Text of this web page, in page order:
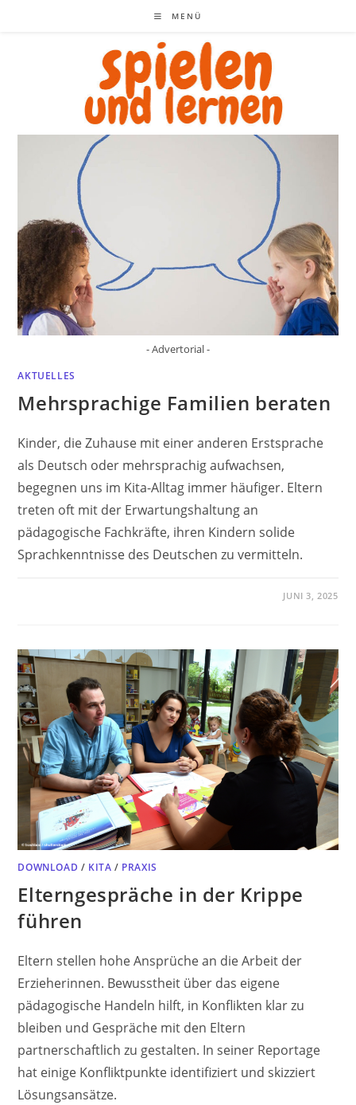
MENÜ
- Advertorial -
AKTUELLES
Mehrsprachige Familien beraten
Kinder, die Zuhause mit einer anderen Erstsprache
als Deutsch oder mehrsprachig aufwachsen,
begegnen uns im Kita-Alltag immer häufiger. Eltern
treten oft mit der Erwartungshaltung an
pädagogische Fachkräfte, ihren Kindern solide
Sprachkenntnisse des Deutschen zu vermitteln.
JUNI 3, 2025
DOWNLOAD / KITA / PRAXIS
Elterngespräche in der Krippe
führen
Eltern stellen hohe Ansprüche an die Arbeit der
Erzieherinnen. Bewusstheit über das eigene
pädagogische Handeln hilft, in Konflikten klar zu
bleiben und Gespräche mit den Eltern
partnerschaftlich zu gestalten. In seiner Reportage
hat einige Konfliktpunkte identifiziert und skizziert
Lösungsansätze.